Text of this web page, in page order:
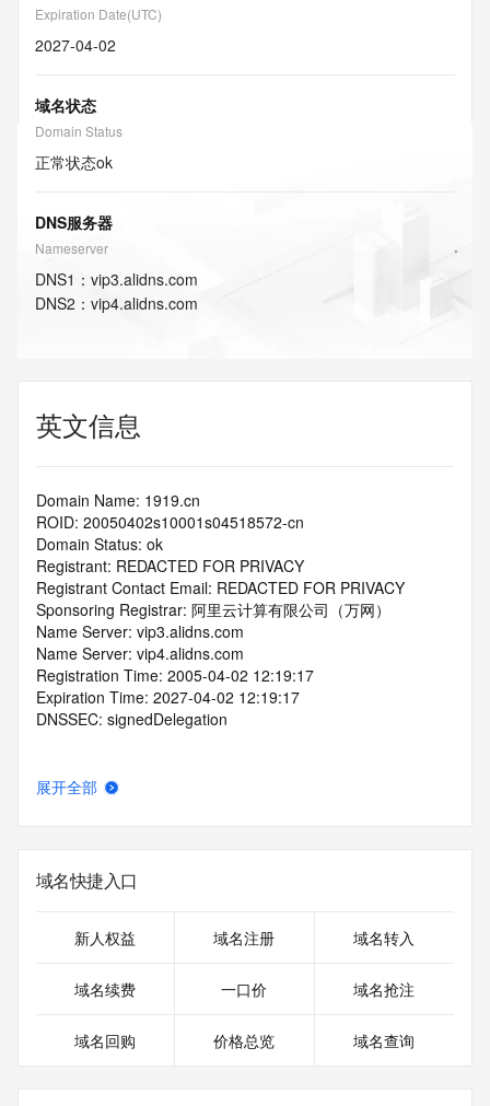
Expiration Date(UTC)
2027-04-02
域名状态
Domain Status
正常状态ok
DNS服务器
Nameserver
DNS1 ： vip3.alidns.com
DNS2 ： vip4.alidns.com
英文信息
Domain Name: 1919.cn
ROID: 20050402s10001s04518572-cn
Domain Status: ok
Registrant: REDACTED FOR PRIVACY
Registrant Contact Email: REDACTED FOR PRIVACY
Sponsoring Registrar: 阿里云计算有限公司（万网）
Name Server: vip3.alidns.com
Name Server: vip4.alidns.com
Registration Time: 2005-04-02 12:19:17
Expiration Time: 2027-04-02 12:19:17
DNSSEC: signedDelegation
展开全部
域名快捷入口
新人权益 域名注册 域名转入
域名续费 一口价 域名抢注
域名回购 价格总览 域名查询